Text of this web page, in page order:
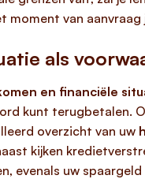
moment van
als
en financiële
kunt terugbetalen.
overzicht van uw
kijken
evenals uw